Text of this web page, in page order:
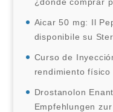
Aicar 50 mg: Il
disponibile su
Curso de
rendimiento
Drostanolon
Empfehlungen